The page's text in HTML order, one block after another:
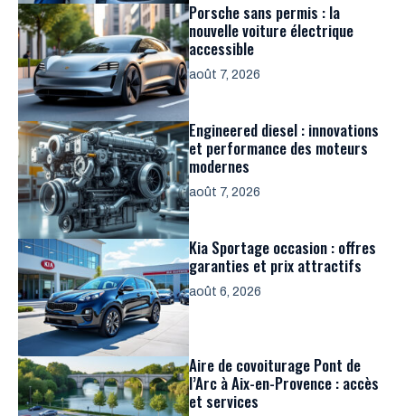
Porsche sans permis : la
nouvelle voiture électrique
accessible
août 7, 2026
Engineered diesel : innovations
et performance des moteurs
modernes
août 7, 2026
Kia Sportage occasion : offres
garanties et prix attractifs
août 6, 2026
Aire de covoiturage Pont de
l’Arc à Aix-en-Provence : accès
et services